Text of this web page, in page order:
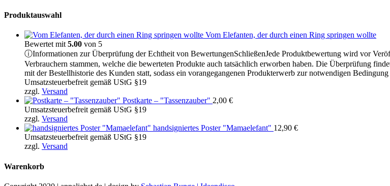
Produktauswahl
Vom Elefanten, der durch einen Ring springen wollte
Bewertet mit5.00 von 5
ⓘInformationen zur Überprüfung der Echtheit von BewertungenSchließenJede Produktbewertung wird vor
Verbrauchern stammen, welche die bewerteten Produkte auch tatsächlich erworben haben. Die Überprüfung
mit der Bestellhistorie des Kunden statt, sodass ein vorangegangenen Produkterwerb zur notwendigen
Umsatzsteuerbefreit gemäß UStG §19
zzgl. Versand
Postkarte – "Tassenzauber" 2,00 €
Umsatzsteuerbefreit gemäß UStG §19
zzgl. Versand
handsigniertes Poster "Mamaelefant" 12,90 €
Umsatzsteuerbefreit gemäß UStG §19
zzgl. Versand
Warenkorb